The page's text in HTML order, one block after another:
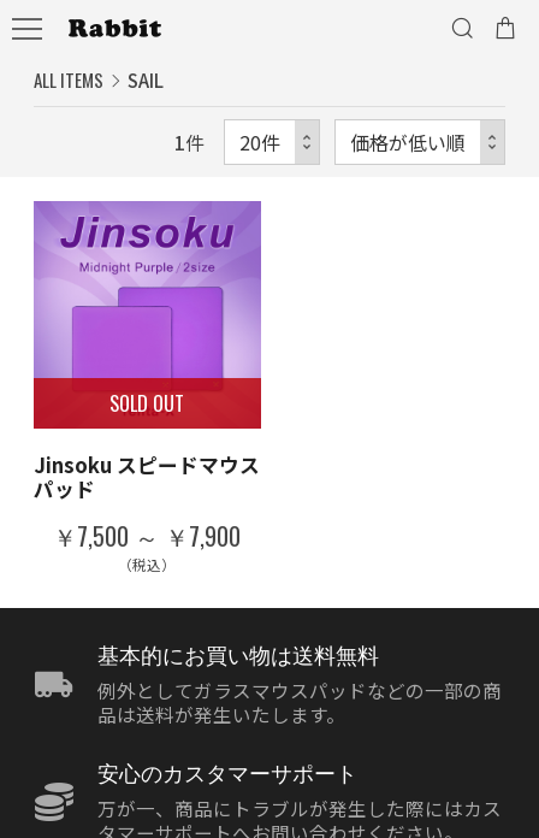
ALL ITEMS SAIL
1件
SOLD OUT
Jinsoku スピードマウス
パッド
￥7,500 ～ ￥7,900
（税込）
基本的にお買い物は送料無料
例外としてガラスマウスパッドなどの一部の商
品は送料が発生いたします。
安心のカスタマーサポート
万が一、商品にトラブルが発生した際にはカス
タマーサポートへお問い合わせください。